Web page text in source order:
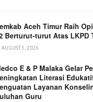
Aceh Timur Raih
Berturut-turut Atas LKPD
AUGUST 5, 2026
E & P Malaka Gelar
Literasi
Layanan
Guru